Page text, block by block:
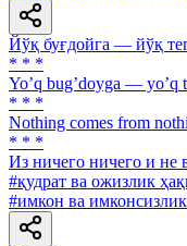
Йўқ буғдойга — йўқ
* * *
Yoʼq bugʼdoyga — yoʼq
* * *
Nothing comes from
* * *
Из ничего ничего и не
#қудрат ва ожизлик
#имкон ва